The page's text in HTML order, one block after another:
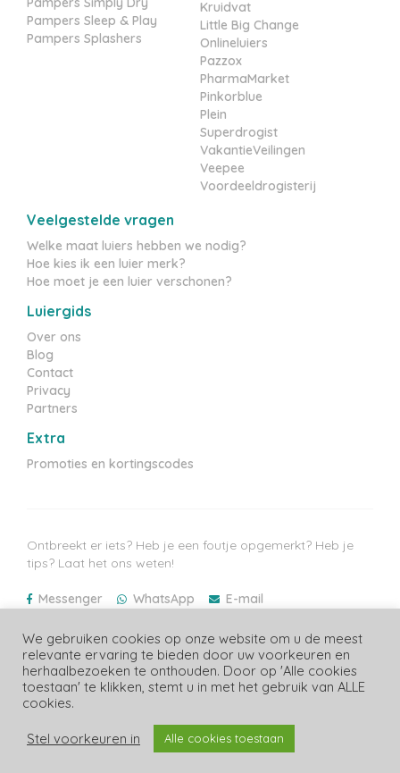
Pampers Sleep & Play
Pampers Splashers
Kruidvat
Little Big Change
Onlineluiers
Pazzox
PharmaMarket
Pinkorblue
Plein
Superdrogist
VakantieVeilingen
Veepee
Voordeeldrogisterij
Veelgestelde vragen
Welke maat luiers hebben we nodig?
Hoe kies ik een luier merk?
Hoe moet je een luier verschonen?
Luiergids
Over ons
Blog
Contact
Privacy
Partners
Extra
Promoties en kortingscodes
Ontbreekt er iets? Heb je een foutje opgemerkt? Heb je
tips? Laat het ons weten!
Messenger WhatsApp E-mail
Laatste prijzen update: 09/08/2026
We gebruiken cookies op onze website om u de meest
relevante ervaring te bieden door uw voorkeuren en
herhaalbezoeken te onthouden. Door op 'Alle cookies
toestaan' te klikken, stemt u in met het gebruik van ALLE
cookies.
Stel voorkeuren in Alle cookies toestaan